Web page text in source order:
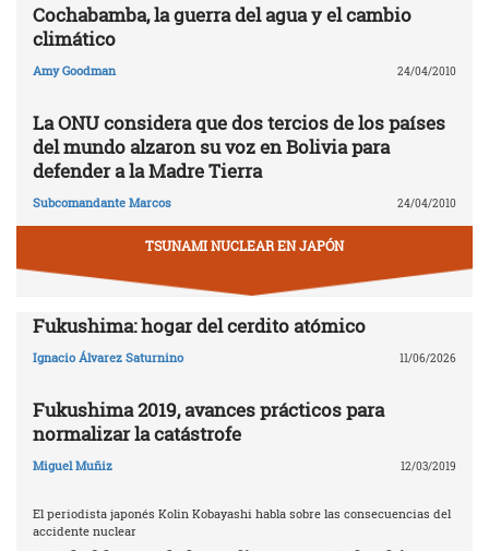
Cochabamba, la guerra del agua y el cambio
climático
Amy Goodman 24/04/2010
La ONU considera que dos tercios de los países
del mundo alzaron su voz en Bolivia para
defender a la Madre Tierra
Subcomandante Marcos 24/04/2010
TSUNAMI NUCLEAR EN JAPÓN
Fukushima: hogar del cerdito atómico
Ignacio Álvarez Saturnino 11/06/2026
Fukushima 2019, avances prácticos para
normalizar la catástrofe
Miguel Muñiz 12/03/2019
El periodista japonés Kolin Kobayashi habla sobre las consecuencias del
accidente nuclear